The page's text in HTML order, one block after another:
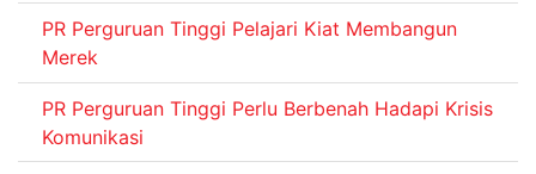
PR Perguruan Tinggi Pelajari Kiat Membangun
Merek
PR Perguruan Tinggi Perlu Berbenah Hadapi Krisis
Komunikasi